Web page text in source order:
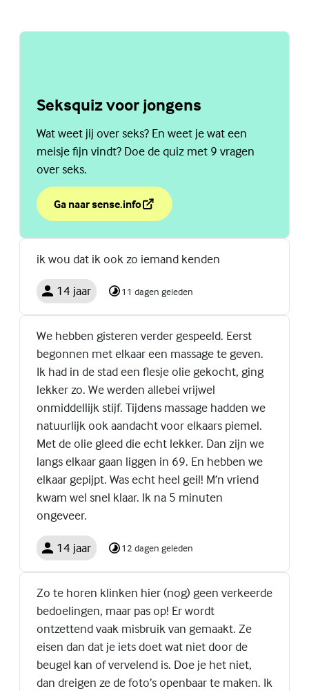
Seksquiz voor jongens
Wat weet jij over seks? En weet je wat een
meisje fijn vindt? Doe de quiz met 9 vragen
over seks.
Ga naar sense.info
over Seksquiz voor jongens
(Externe link)
ik wou dat ik ook zo iemand kenden
14 jaar 11 dagen geleden
We hebben gisteren verder gespeeld. Eerst
begonnen met elkaar een massage te geven.
Ik had in de stad een flesje olie gekocht, ging
lekker zo. We werden allebei vrijwel
onmiddellijk stijf. Tijdens massage hadden we
natuurlijk ook aandacht voor elkaars piemel.
Met de olie gleed die echt lekker. Dan zijn we
langs elkaar gaan liggen in 69. En hebben we
elkaar gepijpt. Was echt heel geil! M’n vriend
kwam wel snel klaar. Ik na 5 minuten
ongeveer.
14 jaar 12 dagen geleden
Zo te horen klinken hier (nog) geen verkeerde
bedoelingen, maar pas op! Er wordt
ontzettend vaak misbruik van gemaakt. Ze
eisen dan dat je iets doet wat niet door de
beugel kan of vervelend is. Doe je het niet,
dan dreigen ze de foto’s openbaar te maken. Ik